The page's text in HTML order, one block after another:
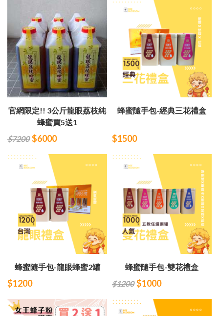
官網限定!! 3公斤龍眼荔枝純
蜂蜜買5送1
$7200 $6000
蜂蜜隨手包-經典三花禮盒
$1500
蜂蜜隨手包-龍眼蜂蜜2罐
$1200
蜂蜜隨手包-雙花禮盒
$1200 $1000